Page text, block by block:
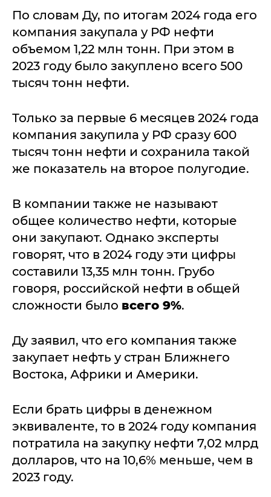
По словам Ду, по итогам 2024 года его
компания закупала у РФ нефти
объемом 1,22 млн тонн. При этом в
2023 году было закуплено всего 500
тысяч тонн нефти.
Только за первые 6 месяцев 2024 года
компания закупила у РФ сразу 600
тысяч тонн нефти и сохранила такой
же показатель на второе полугодие.
В компании также не называют
общее количество нефти, которые
они закупают. Однако эксперты
говорят, что в 2024 году эти цифры
составили 13,35 млн тонн. Грубо
говоря, российской нефти в общей
сложности было всего 9%.
Ду заявил, что его компания также
закупает нефть у стран Ближнего
Востока, Африки и Америки.
Если брать цифры в денежном
эквиваленте, то в 2024 году компания
потратила на закупку нефти 7,02 млрд
долларов, что на 10,6% меньше, чем в
2023 году.